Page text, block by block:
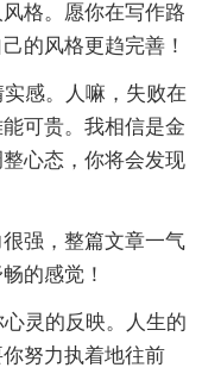
格。愿你在写作路
的风格更趋完善！
感。人嘛，失败在
可贵。我相信是金
心态，你将会发现
强，整篇文章一气
的感觉！
灵的反映。人生的
努力执着地往前